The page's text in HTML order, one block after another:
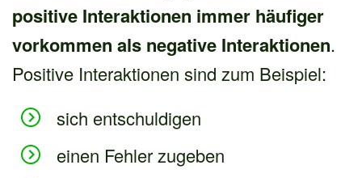
positive Interaktionen immer häufiger
vorkommen als negative Interaktionen.
Positive Interaktionen sind zum Beispiel:
sich entschuldigen
einen Fehler zugeben